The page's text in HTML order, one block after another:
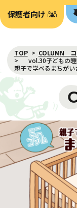
保護者向け
TOP
COLUMN コ
vol.30子どもの
親子で学べるまちが